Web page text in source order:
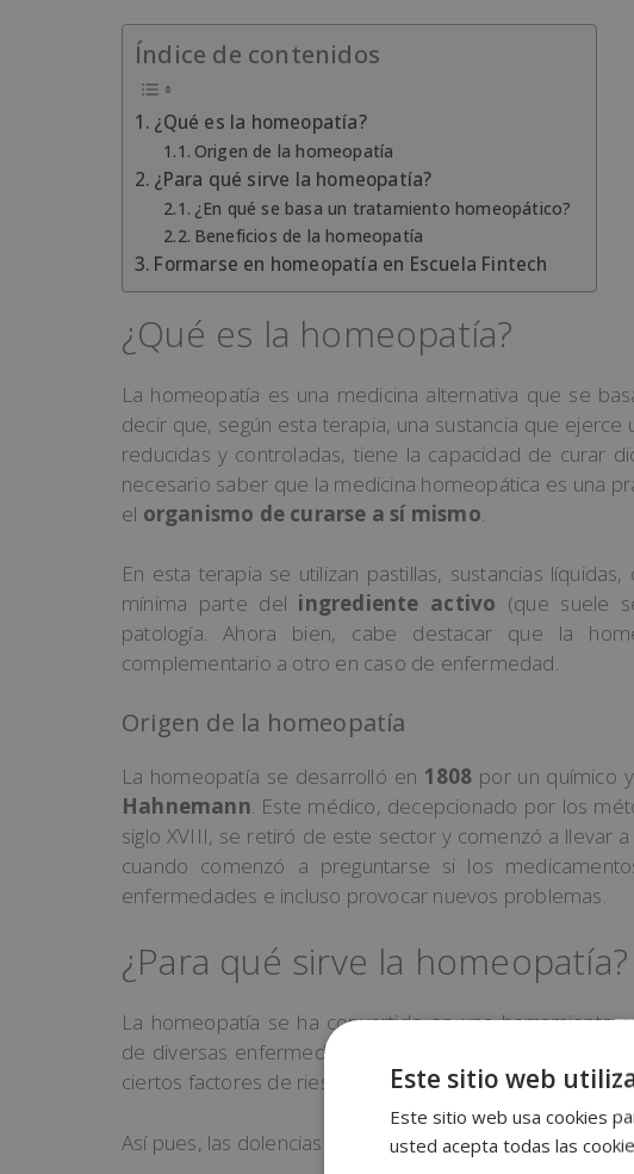
Índice de contenidos
¿Qué es la homeopatía?
Origen de la homeopatía
¿Para qué sirve la homeopatía?
¿En qué se basa un tratamiento homeopático?
Beneficios de la homeopatía
Formarse en homeopatía en Escuela Fintech
¿Qué es la homeopatía?
La homeopatía es una medicina alternativa que se
decir que, según esta terapia, una sustancia que
reducidas y controladas, tiene la capacidad de curar
necesario saber que la medicina homeopática es una
el organismo de curarse a sí mismo.
En esta terapia se utilizan pastillas, sustancias
mínima parte del ingrediente activo (que suele
patología. Ahora bien, cabe destacar que la
complementario a otro en caso de enfermedad.
Origen de la homeopatía
La homeopatía se desarrolló en 1808 por un químico
Hahnemann. Este médico, decepcionado por los
siglo XVIII, se retiró de este sector y comenzó a llevar
cuando comenzó a preguntarse si los
enfermedades e incluso provocar nuevos problemas.
¿Para qué sirve la homeopatía?
La homeopatía se ha convertido en una herramienta
de diversas enfermedades, a la vez que puede
ciertos factores de riesgo.
Así pues, las dolencias con las que se suele tratar con
Este sitio web
Este sitio web usa cookies
usted acepta todas las